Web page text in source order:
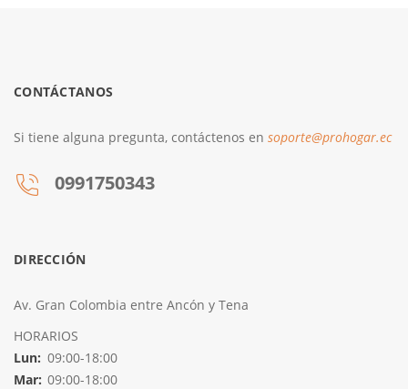
CONTÁCTANOS
Si tiene alguna pregunta, contáctenos en soporte@prohogar.ec
0991750343
DIRECCIÓN
Av. Gran Colombia entre Ancón y Tena
HORARIOS
Lun: 09:00-18:00
Mar: 09:00-18:00